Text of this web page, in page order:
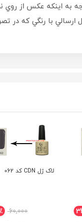
گردد - حجم 10 ميل - با
لاک ژل CDN کد 049
60,000